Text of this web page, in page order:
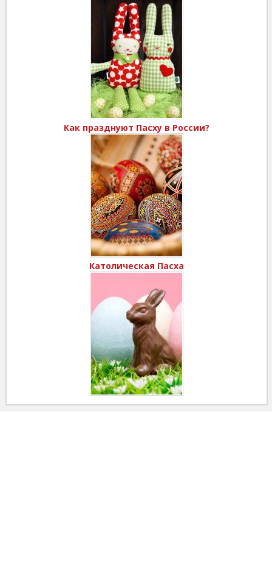
Как празднуют Пасху в России?
Католическая Пасха